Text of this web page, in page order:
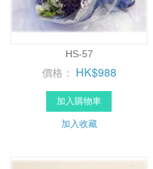
HS-57
價格： HK$988
加入購物車
加入收藏